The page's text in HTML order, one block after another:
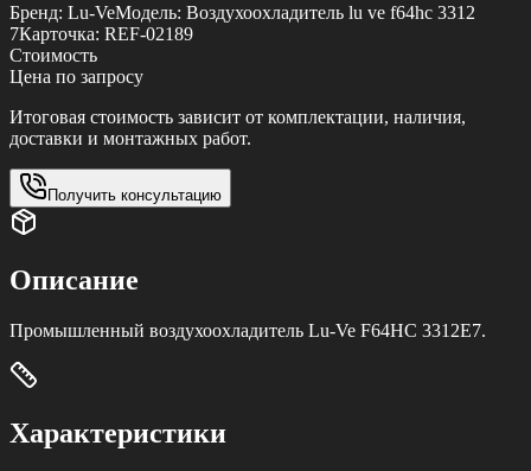
Бренд: Lu-VeМодель: Воздухоохладитель lu ve f64hc 3312
7Карточка: REF-02189
Стоимость
Цена по запросу
Итоговая стоимость зависит от комплектации, наличия,
доставки и монтажных работ.
Получить консультацию
Описание
Промышленный воздухоохладитель Lu-Ve F64HC 3312E7.
Характеристики